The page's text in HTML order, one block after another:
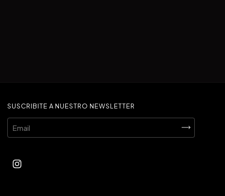
SUSCRIBITE A NUESTRO NEWSLETTER